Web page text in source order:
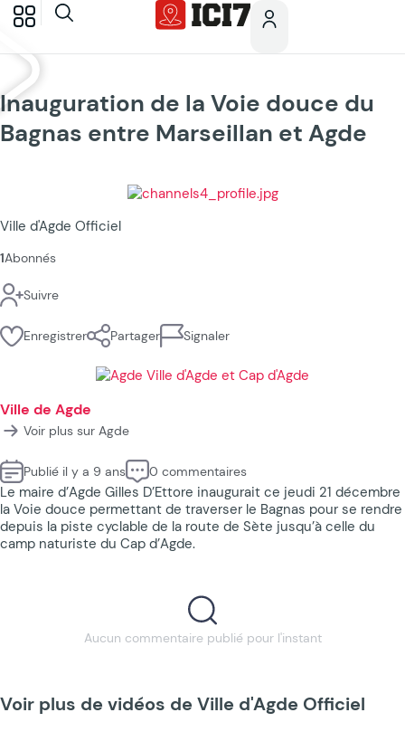
Inauguration de la Voie douce du
Bagnas entre Marseillan et Agde
Ville d'Agde Officiel
1Abonnés
Suivre
Enregistrer Partager Signaler
Ville de Agde
Voir plus sur Agde
Publié il y a 9 ans 0 commentaires
Le maire d’Agde Gilles D’Ettore inaugurait ce jeudi 21 décembre
la Voie douce permettant de traverser le Bagnas pour se rendre
depuis la piste cyclable de la route de Sète jusqu’à celle du
camp naturiste du Cap d’Agde.
Aucun commentaire publié pour l'instant
Voir plus de vidéos de Ville d'Agde Officiel